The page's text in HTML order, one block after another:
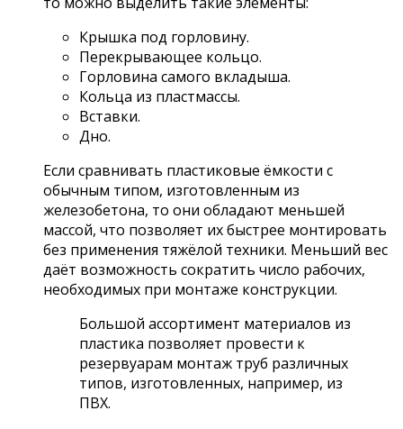
Крышка под горловину.
Перекрывающее кольцо.
Горловина самого вкладыша.
Кольца из пластмассы.
Вставки.
Дно.
Если сравнивать пластиковые ёмкости с
обычным типом, изготовленным из
железобетона, то они обладают меньшей
массой, что позволяет их быстрее монтировать
без применения тяжёлой техники. Меньший вес
даёт возможность сократить число рабочих,
необходимых при монтаже конструкции.
Большой ассортимент материалов из
пластика позволяет провести к
резервуарам монтаж труб различных
типов, изготовленных, например, из
ПВХ.